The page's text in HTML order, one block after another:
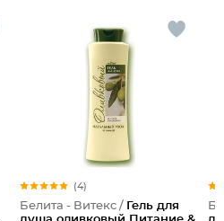
(4)
Белита - Витекс / Гель для